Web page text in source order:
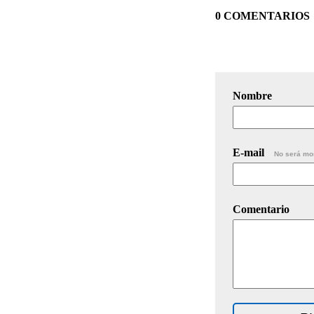
0 COMENTARIOS
Nombre
E-mail No será
Comentario